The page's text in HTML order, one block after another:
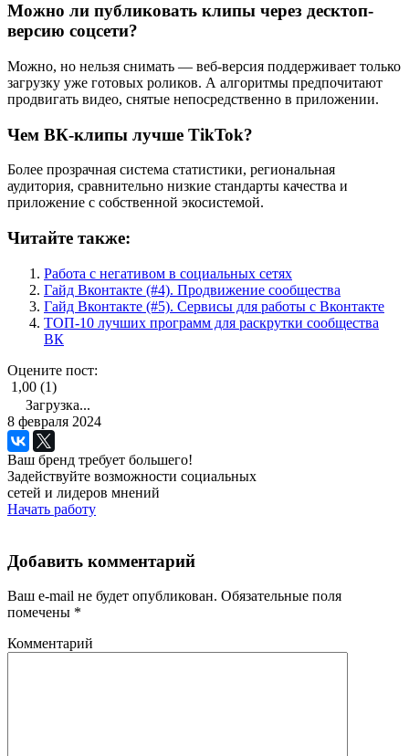
Можно ли публиковать клипы через десктоп-
версию соцсети?
Можно, но нельзя снимать — веб-версия поддерживает только
загрузку уже готовых роликов. А алгоритмы предпочитают
продвигать видео, снятые непосредственно в приложении.
Чем ВК-клипы лучше TikTok?
Более прозрачная система статистики, региональная
аудитория, сравнительно низкие стандарты качества и
приложение с собственной экосистемой.
Читайте также:
Работа с негативом в социальных сетях
Гайд Вконтакте (#4). Продвижение сообщества
Гайд Вконтакте (#5). Сервисы для работы с Вконтакте
ТОП-10 лучших программ для раскрутки сообщества
ВК
Оцените пост:
1,00 (1)
Загрузка...
8 февраля 2024
Ваш бренд требует большего!
Задействуйте возможности социальных
сетей и лидеров мнений
Начать работу
Добавить комментарий
Ваш e-mail не будет опубликован. Обязательные поля
помечены *
Комментарий